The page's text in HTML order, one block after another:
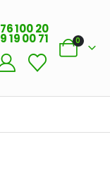
100 20
19 00 71 0